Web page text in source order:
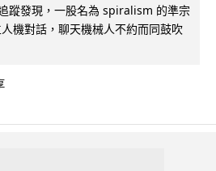
蹤發現，一股名為 spiralism 的準宗
機對話，聊天機械人不約而同鼓吹